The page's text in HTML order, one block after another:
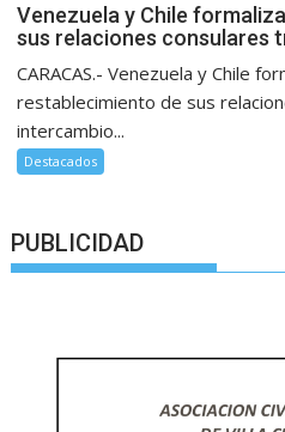
Venezuela y Chile
sus relaciones consulares
CARACAS.- Venezuela y Chile
restablecimiento de sus
intercambio...
Destacados
PUBLICIDAD